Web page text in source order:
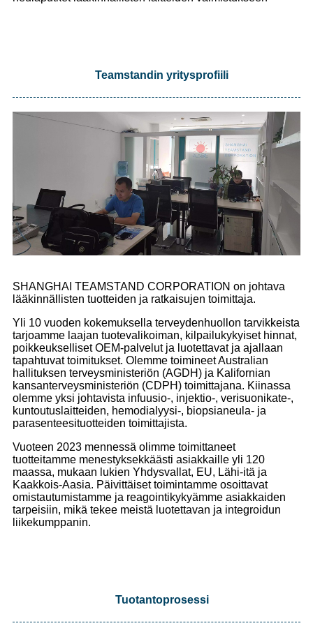
Teamstandin yritysprofiili
SHANGHAI TEAMSTAND CORPORATION on johtava
lääkinnällisten tuotteiden ja ratkaisujen toimittaja.
Yli 10 vuoden kokemuksella terveydenhuollon tarvikkeista
tarjoamme laajan tuotevalikoiman, kilpailukykyiset hinnat,
poikkeukselliset OEM-palvelut ja luotettavat ja ajallaan
tapahtuvat toimitukset. Olemme toimineet Australian
hallituksen terveysministeriön (AGDH) ja Kalifornian
kansanterveysministeriön (CDPH) toimittajana. Kiinassa
olemme yksi johtavista infuusio-, injektio-, verisuonikate-,
kuntoutuslaitteiden, hemodialyysi-, biopsianeula- ja
parasenteesituotteiden toimittajista.
Vuoteen 2023 mennessä olimme toimittaneet
tuotteitamme menestyksekkäästi asiakkaille yli 120
maassa, mukaan lukien Yhdysvallat, EU, Lähi-itä ja
Kaakkois-Aasia. Päivittäiset toimintamme osoittavat
omistautumistamme ja reagointikykyämme asiakkaiden
tarpeisiin, mikä tekee meistä luotettavan ja integroidun
liikekumppanin.
Tuotantoprosessi